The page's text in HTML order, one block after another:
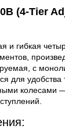
(4‑Tier
и гибкая
с
для удобства
колесами